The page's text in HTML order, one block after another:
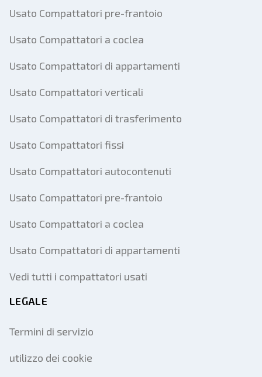
Usato Compattatori pre-frantoio
Usato Compattatori a coclea
Usato Compattatori di appartamenti
Usato Compattatori verticali
Usato Compattatori di trasferimento
Usato Compattatori fissi
Usato Compattatori autocontenuti
Usato Compattatori pre-frantoio
Usato Compattatori a coclea
Usato Compattatori di appartamenti
Vedi tutti i compattatori usati
LEGALE
Termini di servizio
utilizzo dei cookie